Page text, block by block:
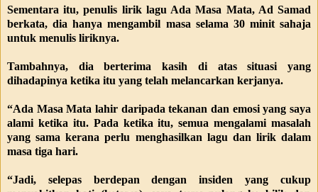
Sementara itu, penulis lirik lagu Ada Masa Mata, Ad Samad
berkata, dia hanya mengambil masa selama 30 minit sahaja
untuk menulis liriknya.
Tambahnya, dia berterima kasih di atas situasi yang
dihadapinya ketika itu yang telah melancarkan kerjanya.
“Ada Masa Mata lahir daripada tekanan dan emosi yang saya
alami ketika itu. Pada ketika itu, semua mengalami masalah
yang sama kerana perlu menghasilkan lagu dan lirik dalam
masa tiga hari.
“Jadi, selepas berdepan dengan insiden yang cukup